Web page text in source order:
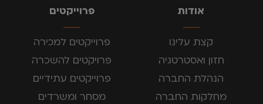
אודות
קצת עלינו
חזון ואסטרטגיה
הנהלת החברה
מחלקות החברה
פרוייקטים
פרוייקטים למכירה
פרויקטים להשכרה
פרוייקטים עתידיים
מסחר ומשרדים